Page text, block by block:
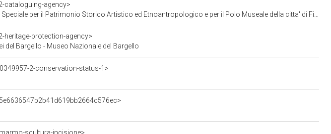
cataloguing-agency>
per il Patrimonio Storico Artistico ed Etnoantropologico e per il Polo Museale della citta' di Firenze
protection-agency>
del Bargello - Museo Nazionale del Bargello
2-conservation-status-1>